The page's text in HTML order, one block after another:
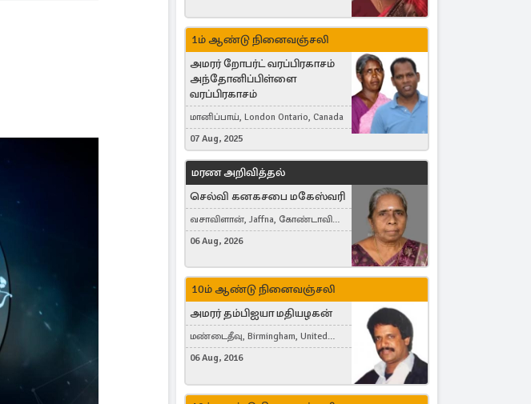
1ம் ஆண்டு நினைவஞ்சலி
அமரர் றோபர்ட் வரப்பிரகாசம்
அந்தோனிப்பிள்ளை
வரப்பிரகாசம்
மானிப்பாய், London Ontario, Canada
07 Aug, 2025
மரண அறிவித்தல்
செல்வி கனகசபை மகேஸ்வரி
வசாவிளான், Jaffna, கோண்டாவில்
கிழக்கு
06 Aug, 2026
10ம் ஆண்டு நினைவஞ்சலி
அமரர் தம்பிஐயா மதியழகன்
மண்டைதீவு, Birmingham, United
Kingdom
06 Aug, 2016